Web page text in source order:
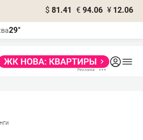
$ 81.41 € 94.06 ¥ 12.06
29°